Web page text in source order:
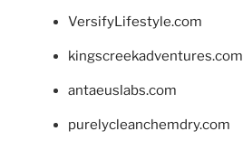
VersifyLifestyle.com
kingscreekadventures.com
antaeuslabs.com
purelycleanchemdry.com